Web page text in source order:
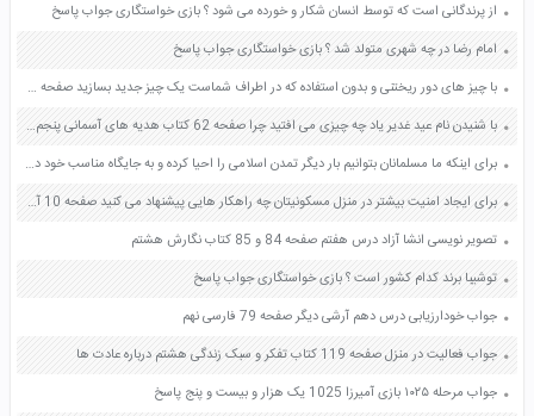
از پرندگانی است که توسط انسان شکار و خورده می شود ؟ بازی خواستگاری جواب پاسخ
امام رضا در چه شهری متولد شد ؟ بازی خواستگاری جواب پاسخ
با چیز های دور ریختنی و بدون استفاده که در اطراف شماست یک چیز جدید بسازید صفحه 59 کتاب علوم تجربی اول ابتدایی دبستان
با شنیدن نام عید غدیر یاد چه چیزی می افتید چرا صفحه 62 کتاب هدیه های آسمانی پنجم دبستان آن ها را یادداشت کنید
برای اینکه ما مسلمانان بتوانیم بار دیگر تمدن اسلامی را احیا کرده و به جایگاه مناسب خود در جهان برسانیم چه اقداماتی باید انجام دهیم صفحه 124 دین و زندگی دوازدهم
برای ایجاد امنیت بیشتر در منزل مسکونیتان چه راهکار هایی پیشنهاد می کنید صفحه 10 آمادگی دفاعی نهم
تصویر نویسی انشا آزاد درس هفتم صفحه 84 و 85 کتاب نگارش هشتم
توشیبا برند کدام کشور است ؟ بازی خواستگاری جواب پاسخ
جواب خودارزیابی درس دهم آرشی دیگر صفحه 79 فارسی نهم
جواب فعالیت در منزل صفحه 119 کتاب تفکر و سبک زندگی هشتم درباره عادت ها
جواب مرحله ۱۰۲۵ بازی آمیرزا 1025 یک هزار و بیست و پنج پاسخ